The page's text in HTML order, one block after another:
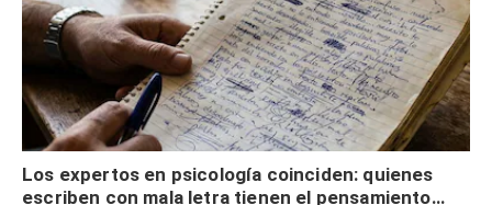
Los expertos en psicología coinciden: quienes
escriben con mala letra tienen el pensamiento